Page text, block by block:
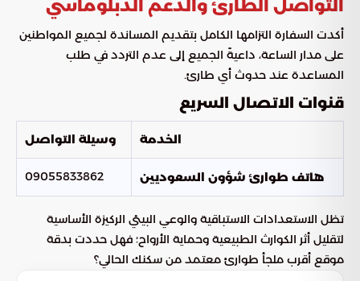
التواصل الطارئ والدعم الدبلوماسي
أكدت السفارة التزامها الكامل بتقديم المساندة لجميع المواطنين
على مدار الساعة، داعيةً الجميع إلى عدم التردد في طلب
المساعدة عند حدوث أي طارئ.
قنوات الاتصال السريع
الخدمة وسيلة التواصل
هاتف طوارئ شؤون السعوديين 09055833862
تظل الاستعدادات الاستباقية والوعي البيئي الركيزة الأساسية
لتقليل أثر الكوارث الطبيعية وحماية الأرواح؛ فهل حددت بدقة
موقع أقرب ملجأ طوارئ معتمد من سكنك الحالي؟